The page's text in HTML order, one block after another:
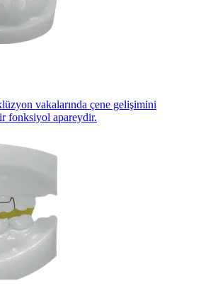
vakalarında çene gelişimini
fonksiyol apareydir.